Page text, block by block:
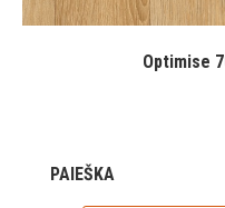
Optimise
PAIEŠKA